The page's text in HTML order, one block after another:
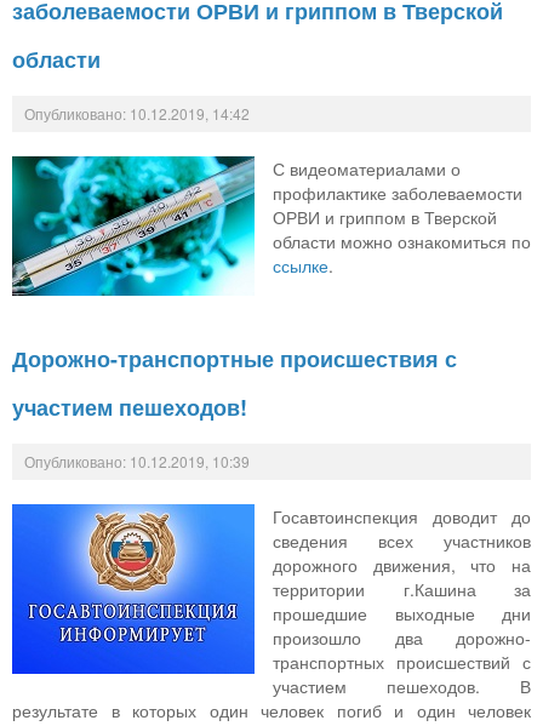
заболеваемости ОРВИ и гриппом в Тверской
области
Опубликовано: 10.12.2019, 14:42
С видеоматериалами о
профилактике заболеваемости
ОРВИ и гриппом в Тверской
области можно ознакомиться по
ссылке.
Дорожно-транспортные происшествия с
участием пешеходов!
Опубликовано: 10.12.2019, 10:39
Госавтоинспекция доводит до
сведения всех участников
дорожного движения, что на
территории г.Кашина за
прошедшие выходные дни
произошло два дорожно-
транспортных происшествий с
участием пешеходов. В
результате в которых один человек погиб и один человек